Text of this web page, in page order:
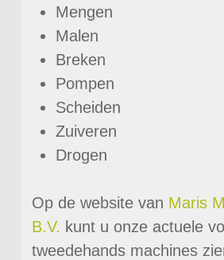
Mengen
Malen
Breken
Pompen
Scheiden
Zuiveren
Drogen
Op de website van Maris
B.V. kunt u onze actuele
tweedehands machines